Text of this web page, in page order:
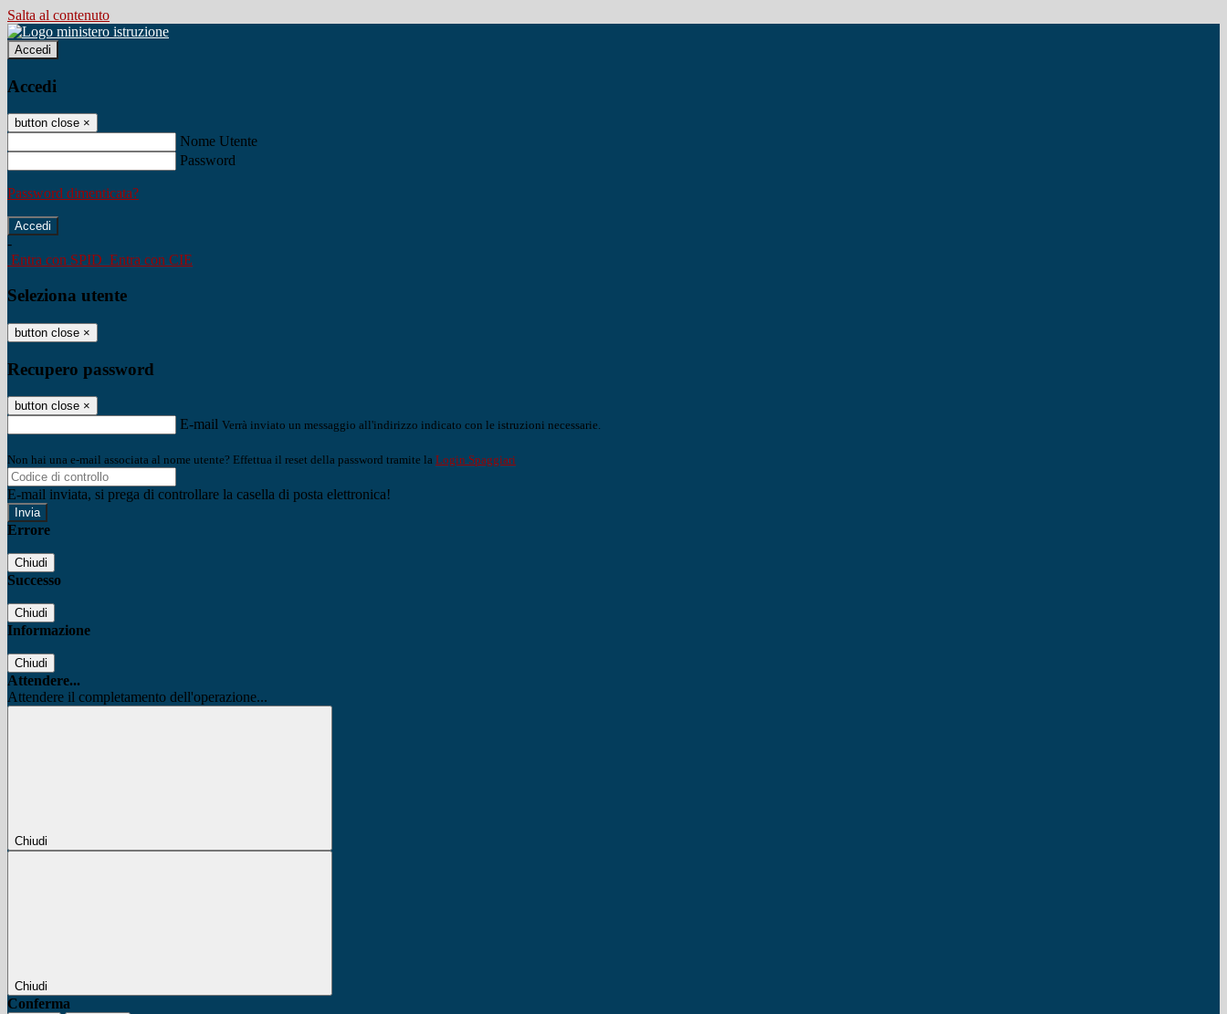
Salta al contenuto
Accedi
Accedi
button close ×
Nome Utente
Password
Password dimenticata?
-
Entra con SPID Entra con CIE
Seleziona utente
button close ×
Recupero password
button close ×
E-mail Verrà inviato un messaggio all'indirizzo indicato con le istruzioni necessarie.
Non hai una e-mail associata al nome utente? Effettua il reset della password tramite la Login Spaggiari
E-mail inviata, si prega di controllare la casella di posta elettronica!
Errore
Chiudi
Successo
Chiudi
Informazione
Chiudi
Attendere...
Attendere il completamento dell'operazione...
Chiudi
Chiudi
Conferma